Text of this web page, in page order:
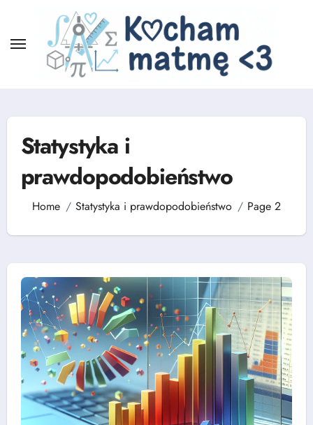
content
Statystyka i
prawdopodobieństwo
Home Statystyka i prawdopodobieństwo Page 2